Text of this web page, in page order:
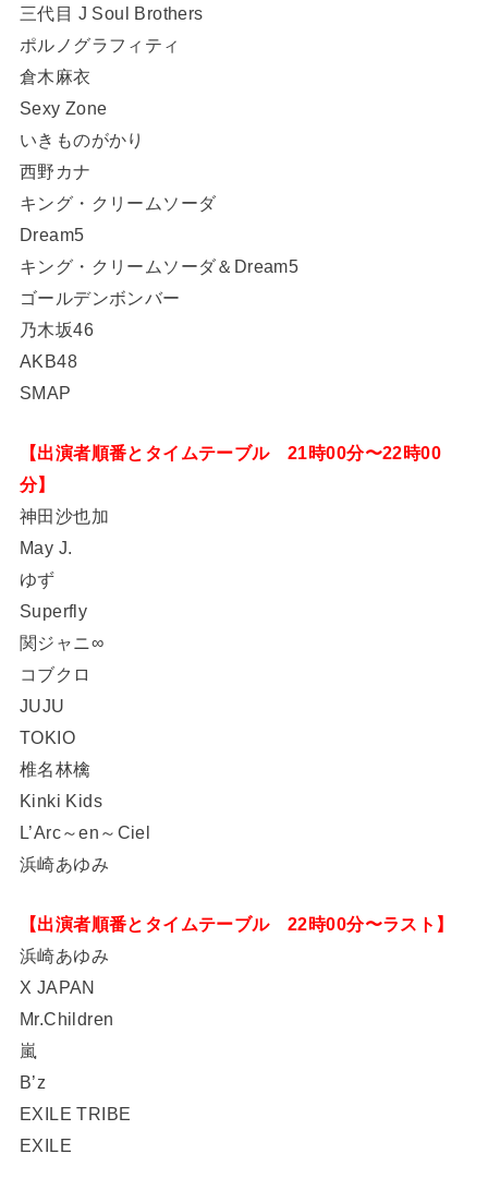
三代目 J Soul Brothers
ポルノグラフィティ
倉木麻衣
Sexy Zone
いきものがかり
西野カナ
キング・クリームソーダ
Dream5
キング・クリームソーダ＆Dream5
ゴールデンボンバー
乃木坂46
AKB48
SMAP
【出演者順番とタイムテーブル 21時00分〜22時00
分】
神田沙也加
May J.
ゆず
Superfly
関ジャニ∞
コブクロ
JUJU
TOKIO
椎名林檎
Kinki Kids
L’Arc～en～Ciel
浜崎あゆみ
【出演者順番とタイムテーブル 22時00分〜ラスト】
浜崎あゆみ
X JAPAN
Mr.Children
嵐
B’z
EXILE TRIBE
EXILE